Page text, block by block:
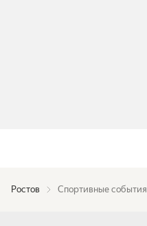
Ростов Спортивные события